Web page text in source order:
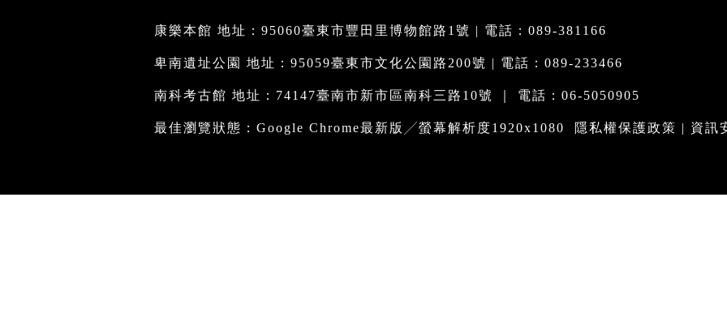
康樂本館 地址：95060臺東市豐田里博物館路1號 | 電話：089-381166
卑南遺址公園 地址：95059臺東市文化公園路200號 | 電話：089-233466
南科考古館 地址：74147臺南市新市區南科三路10號 ｜ 電話：06-5050905
最佳瀏覽狀態：Google Chrome最新版╱螢幕解析度1920x1080 隱私權保護政策 | 資訊